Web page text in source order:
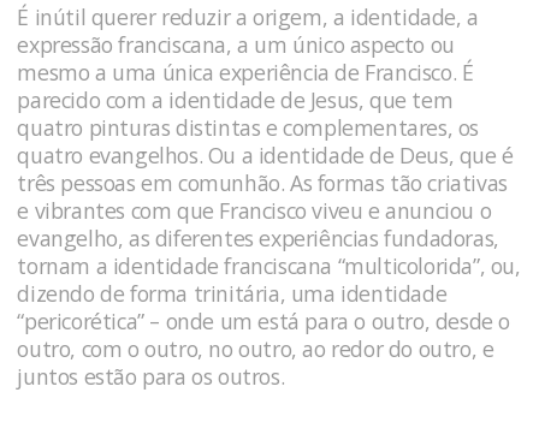
É inútil querer reduzir a origem, a identidade, a
expressão franciscana, a um único aspecto ou
mesmo a uma única experiência de Francisco. É
parecido com a identidade de Jesus, que tem
quatro pinturas distintas e complementares, os
quatro evangelhos. Ou a identidade de Deus, que é
três pessoas em comunhão. As formas tão criativas
e vibrantes com que Francisco viveu e anunciou o
evangelho, as diferentes experiências fundadoras,
tornam a identidade franciscana “multicolorida”, ou,
dizendo de forma trinitária, uma identidade
“pericorética” – onde um está para o outro, desde o
outro, com o outro, no outro, ao redor do outro, e
juntos estão para os outros.